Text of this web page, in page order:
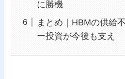
に勝機
まとめ｜HBMの供給
ー投資が今後も支え